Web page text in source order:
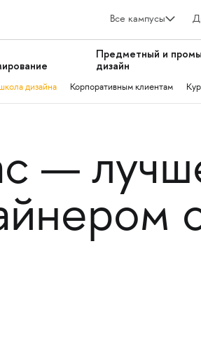
Все кампусы
Предметный и
дизайн
дизайна Корпоративным клиентам
—